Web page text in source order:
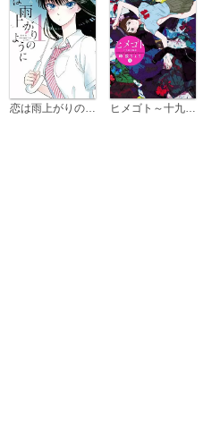
恋は雨上がりのように ヒメゴト～十九歳の制服～